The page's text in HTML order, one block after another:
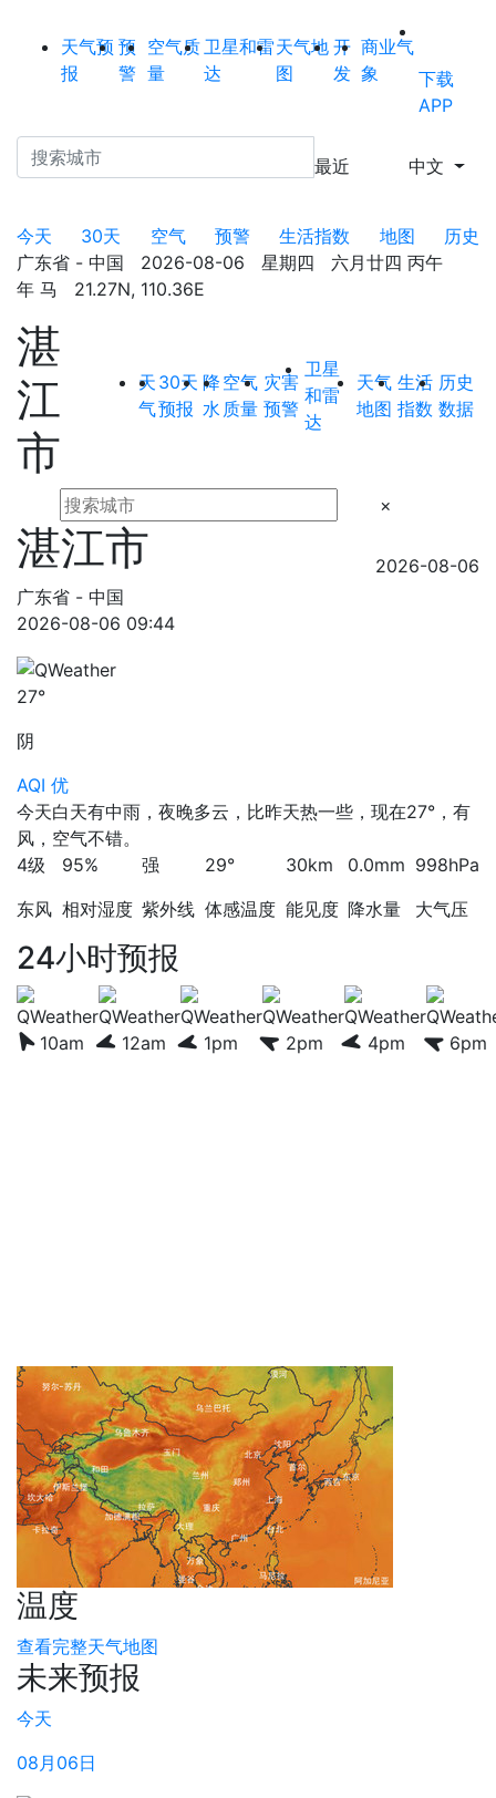
天气预
报
预
警
空气质
量
卫星和雷
达
天气地
图
开
发
商业气
象
下载
APP
最近 中文
今天 30天 空气 预警 生活指数 地图
历史
广东省 - 中国 2026-08-06 星期四 六月廿四 丙午
年 马 21.27N, 110.36E
湛
江
市
天
气
30天
预报
降
水
空气
质量
灾害
预警
卫星
和雷
达
天气
地图
生活
指数
历史
数据
×
湛江市
广东省 - 中国
2026-08-06
2026-08-06 09:44
27°
阴
AQI 优
今天白天有中雨，夜晚多云，比昨天热一些，现在27°，有
风，空气不错。
4级
东风
95%
相对湿度
强
紫外线
29°
体感温度
30km
能见度
0.0mm
降水量
998hPa
大气压
24小时预报
10am 12am 1pm 2pm 4pm 6pm
温度
查看完整天气地图
未来预报
今天
08月06日